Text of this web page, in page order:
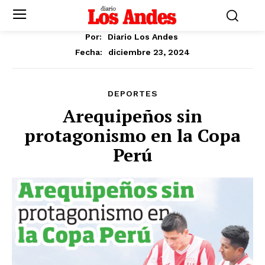
Por:
Diario Los Andes
Fecha:
diciembre 23, 2024
DEPORTES
Arequipeños sin
protagonismo en la Copa
Perú